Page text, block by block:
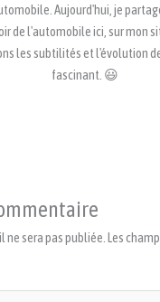
Aujourd'hui, je
de l'automobile ici, sur mon
les subtilités et l'évolution
fascinant. 😃
ne sera pas publiée. Les